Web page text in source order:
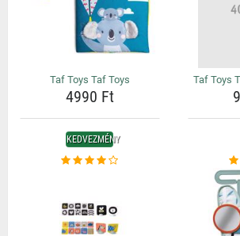
Taf Toys Taf Toys
4990 Ft
Taf Toys
KEDVEZMÉNY